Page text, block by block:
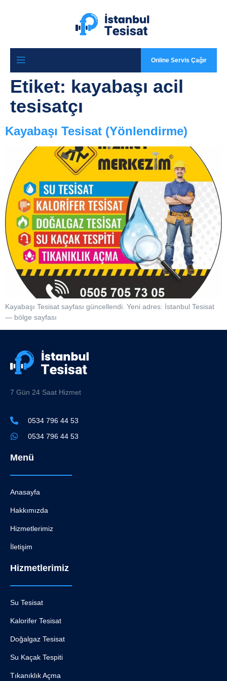
Online Servis Çağır
Etiket: kayabaşı acil
tesisatçı
Kayabaşı Tesisat (Yönlendirme)
Kayabaşı Tesisat sayfası güncellendi. Yeni adres: İstanbul Tesisat
— bölge sayfası
7 Gün 24 Saat Hizmet
0534 796 44 53
0534 796 44 53
Menü
Anasayfa
Hakkımızda
Hizmetlerimiz
İletişim
Hizmetlerimiz
Su Tesisat
Kalorifer Tesisat
Doğalgaz Tesisat
Su Kaçak Tespiti
Tıkanıklık Açma